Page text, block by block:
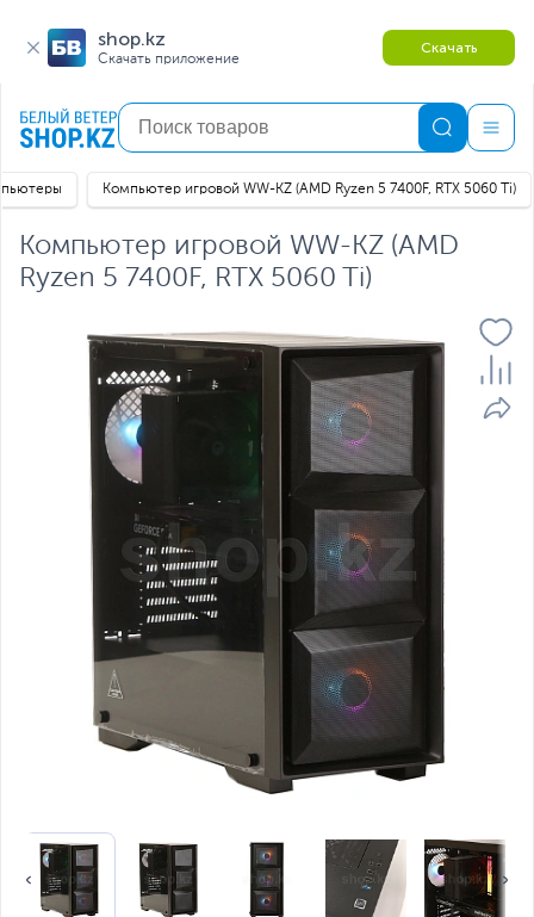
shop.kz
Скачать приложение
Скачать
Компьютер игровой WW-KZ (AMD Ryzen 5 7400F, RTX 5060 Ti)
Компьютер игровой WW-KZ (AMD
Ryzen 5 7400F, RTX 5060 Ti)